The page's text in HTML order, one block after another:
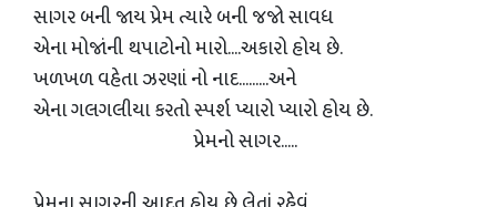
સાગર બની જાય પ્રેમ ત્યારે બની જજો સાવધ
એના મોજાંની થપાટોનો મારો....અકારો હોય છે.
ખળખળ વહેતા ઝરણાં નો નાદ.........અને
એના ગલગલીયા કરતો સ્પર્શ પ્યારો પ્યારો હોય છે.
પ્રેમનો સાગર.....